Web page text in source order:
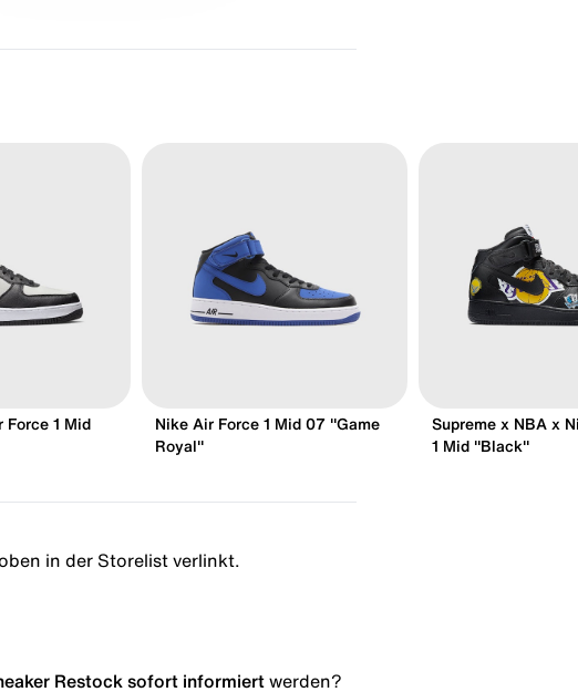
Force 1 Mid
Nike Air Force 1 Mid 07 "Game
Royal"
Supreme x NBA x
1 Mid "Black"
in der Storelist verlinkt.
Restock sofort informiert werden?